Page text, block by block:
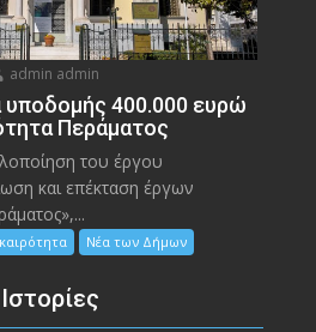
admin admin
υποδομής 400.000 ευρώ
Περάματος
του έργου
και επέκταση έργων
Νέα των Δήμων